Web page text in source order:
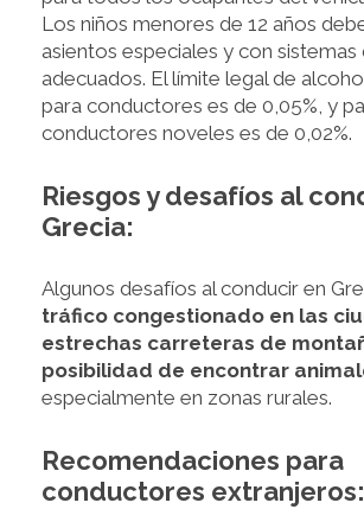
Los niños menores de 12 años
asientos especiales y con sistemas
adecuados. El límite legal de
para conductores es de 0,05%, y
conductores noveles es de 0,02%.
Riesgos y desafíos al
Grecia:
Algunos desafíos al conducir en
tráfico congestionado en las
estrechas carreteras de
posibilidad de encontrar
especialmente en zonas rurales.
Recomendaciones para
conductores extranjeros: